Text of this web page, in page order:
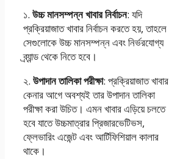
১. উচ্চ মানসম্পন্ন খাবার নির্বাচন: যদি
প্রক্রিয়াজাত খাবার নির্বাচন করতে হয়, তাহলে
সেগুলোকে উচ্চ মানসম্পন্ন এবং নির্ভরযোগ্য
ব্র্যান্ড থেকে নিতে হবে।
২. উপাদান তালিকা পরীক্ষা: প্রক্রিয়াজাত খাবার
কেনার আগে অবশ্যই তার উপাদান তালিকা
পরীক্ষা করা উচিত। এমন খাবার এড়িয়ে চলতে
হবে যাতে উচ্চমাত্রার প্রিজারভেটিভস,
ফ্লেভারিং এজেন্ট এবং আর্টিফিশিয়াল কালার
থাকে।